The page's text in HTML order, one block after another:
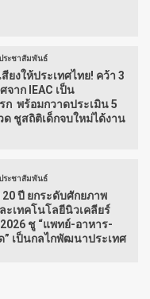
ระชาสัมพันธ์
สียงให้ประเทศไทย! คว้า 3
จาก IEAC เป็น
ก พร้อมกวาดประเมิน 5
ด ชูสถิติเด็กจบใหม่ได้งาน
ระชาสัมพันธ์
ปี ยกระดับศักยภาพ
ะเทคโนโลยีนิวเคลียร์
ชู “แพทย์-อาหาร-
” เป็นกลไกพัฒนาประเทศ